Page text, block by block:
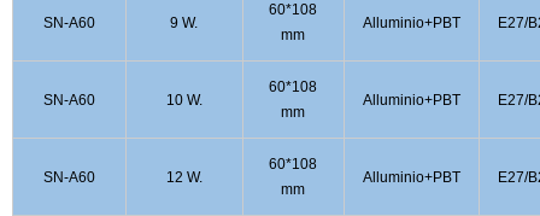
SN-A60 9 W.
60*108
mm
Alluminio+PBT E27/
SN-A60 10 W.
60*108
mm
Alluminio+PBT E27/
SN-A60 12 W.
60*108
mm
Alluminio+PBT E27/